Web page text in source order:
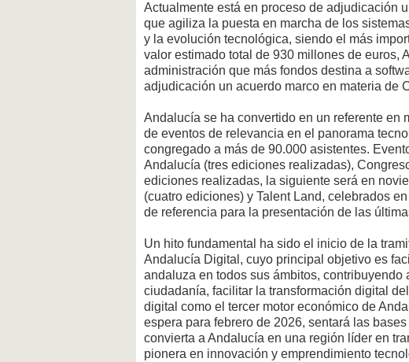
Actualmente está en proceso de adjudicación
que agiliza la puesta en marcha de los
y la evolución tecnológica, siendo el más
valor estimado total de 930 millones de euros,
administración que más fondos destina a
adjudicación un acuerdo marco en materia de
Andalucía se ha convertido en un referente
de eventos de relevancia en el panorama
congregado a más de 90.000 asistentes.
Andalucía (tres ediciones realizadas),
ediciones realizadas, la siguiente será en
(cuatro ediciones) y Talent Land, celebrados
de referencia para la presentación de las
Un hito fundamental ha sido el inicio de la
Andalucía Digital, cuyo principal objetivo es
andaluza en todos sus ámbitos,
ciudadanía, facilitar la transformación digital
digital como el tercer motor económico de
espera para febrero de 2026, sentará las
convierta a Andalucía en una región líder en
pionera en innovación y emprendimiento